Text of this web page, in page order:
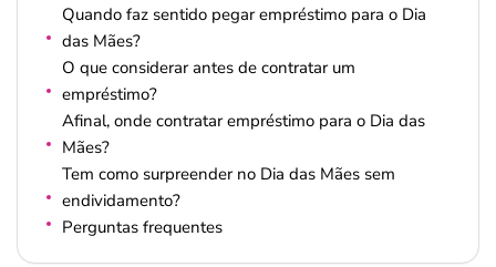
Quando faz sentido pegar empréstimo para o Dia
das Mães?
O que considerar antes de contratar um
empréstimo?
Afinal, onde contratar empréstimo para o Dia das
Mães?
Tem como surpreender no Dia das Mães sem
endividamento?
Perguntas frequentes